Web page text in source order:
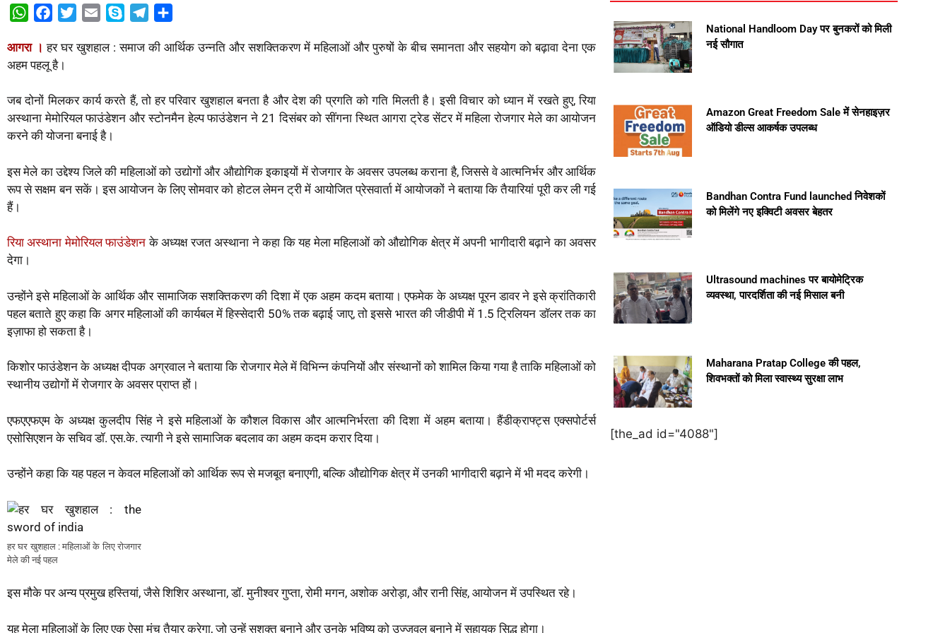
W
a
t
A
p
p
c
e
o
o
k
i
e
r
a
y
l
r
a
a
आगरा । हर घर खुशहाल : समाज की आर्थिक उन्नति और सशक्तिकरण में महिलाओं और पुरुषों के बीच समानता और सहयोग को बढ़ावा देना एक
अहम पहलू है।
जब दोनों मिलकर कार्य करते हैं, तो हर परिवार खुशहाल बनता है और देश की प्रगति को गति मिलती है। इसी विचार को ध्यान में रखते हुए, रिया
अस्थाना मेमोरियल फाउंडेशन और स्टोनमैन हेल्प फाउंडेशन ने 21 दिसंबर को सींगना स्थित आगरा ट्रेड सेंटर में महिला रोजगार मेले का आयोजन
करने की योजना बनाई है।
इस मेले का उद्देश्य जिले की महिलाओं को उद्योगों और औद्योगिक इकाइयों में रोजगार के अवसर उपलब्ध कराना है, जिससे वे आत्मनिर्भर और आर्थिक
रूप से सक्षम बन सकें। इस आयोजन के लिए सोमवार को होटल लेमन ट्री में आयोजित प्रेसवार्ता में आयोजकों ने बताया कि तैयारियां पूरी कर ली गई
हैं।
रिया अस्थाना मेमोरियल फाउंडेशन के अध्यक्ष रजत अस्थाना ने कहा कि यह मेला महिलाओं को औद्योगिक क्षेत्र में अपनी भागीदारी बढ़ाने का अवसर
देगा।
उन्होंने इसे महिलाओं के आर्थिक और सामाजिक सशक्तिकरण की दिशा में एक अहम कदम बताया। एफमेक के अध्यक्ष पूरन डावर ने इसे क्रांतिकारी
पहल बताते हुए कहा कि अगर महिलाओं की कार्यबल में हिस्सेदारी 50% तक बढ़ाई जाए, तो इससे भारत की जीडीपी में 1.5 ट्रिलियन डॉलर तक का
इज़ाफा हो सकता है।
किशोर फाउंडेशन के अध्यक्ष दीपक अग्रवाल ने बताया कि रोजगार मेले में विभिन्न कंपनियों और संस्थानों को शामिल किया गया है ताकि महिलाओं को
स्थानीय उद्योगों में रोजगार के अवसर प्राप्त हों।
एफएएफएम के अध्यक्ष कुलदीप सिंह ने इसे महिलाओं के कौशल विकास और आत्मनिर्भरता की दिशा में अहम बताया। हैंडीक्राफ्ट्स एक्सपोर्टर्स
एसोसिएशन के सचिव डॉ. एस.के. त्यागी ने इसे सामाजिक बदलाव का अहम कदम करार दिया।
उन्होंने कहा कि यह पहल न केवल महिलाओं को आर्थिक रूप से मजबूत बनाएगी, बल्कि औद्योगिक क्षेत्र में उनकी भागीदारी बढ़ाने में भी मदद करेगी।
हर घर खुशहाल : महिलाओं के लिए रोजगार
मेले की नई पहल
इस मौके पर अन्य प्रमुख हस्तियां, जैसे शिशिर अस्थाना, डॉ. मुनीश्वर गुप्ता, रोमी मगन, अशोक अरोड़ा, और रानी सिंह, आयोजन में उपस्थित रहे।
यह मेला महिलाओं के लिए एक ऐसा मंच तैयार करेगा, जो उन्हें सशक्त बनाने और उनके भविष्य को उज्जवल बनाने में सहायक सिद्ध होगा।
National Handloom Day पर बुनकरों को मिली
नई सौगात
Amazon Great Freedom Sale में सेनहाइज़र
ऑडियो डील्स आकर्षक उपलब्ध
Bandhan Contra Fund launched निवेशकों
को मिलेंगे नए इक्विटी अवसर बेहतर
Ultrasound machines पर बायोमेट्रिक
व्यवस्था, पारदर्शिता की नई मिसाल बनी
Maharana Pratap College की पहल,
शिवभक्तों को मिला स्वास्थ्य सुरक्षा लाभ
[the_ad id="4088"]